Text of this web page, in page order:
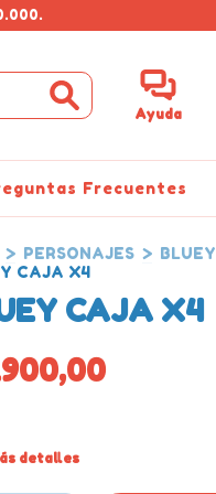
Ayuda
Frecuentes
> PERSONAJES > BLUEY
CAJA X4
CAJA X4
detalles